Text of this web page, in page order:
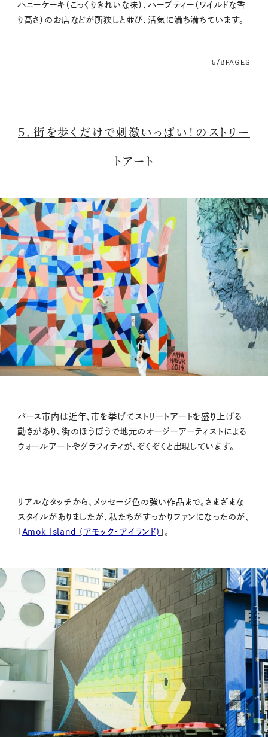
ハニーケーキ（こっくりきれいな味）、ハーブティー（ワイルドな香
り高さ）のお店などが所狭しと並び、活気に満ち満ちています。
5/8 PAGES
５．街を歩くだけで刺激いっぱい！のストリー
トアート
パース市内は近年、市を挙げてストリートアートを盛り上げる
動きがあり、街のほうぼうで地元のオージーアーティストによる
ウォールアートやグラフィティが、ぞくぞくと出現しています。
リアルなタッチから、メッセージ色の強い作品まで。さまざまな
スタイルがありましたが、私たちがすっかりファンになったのが、
Amok Island (アモック・アイランド) 」。